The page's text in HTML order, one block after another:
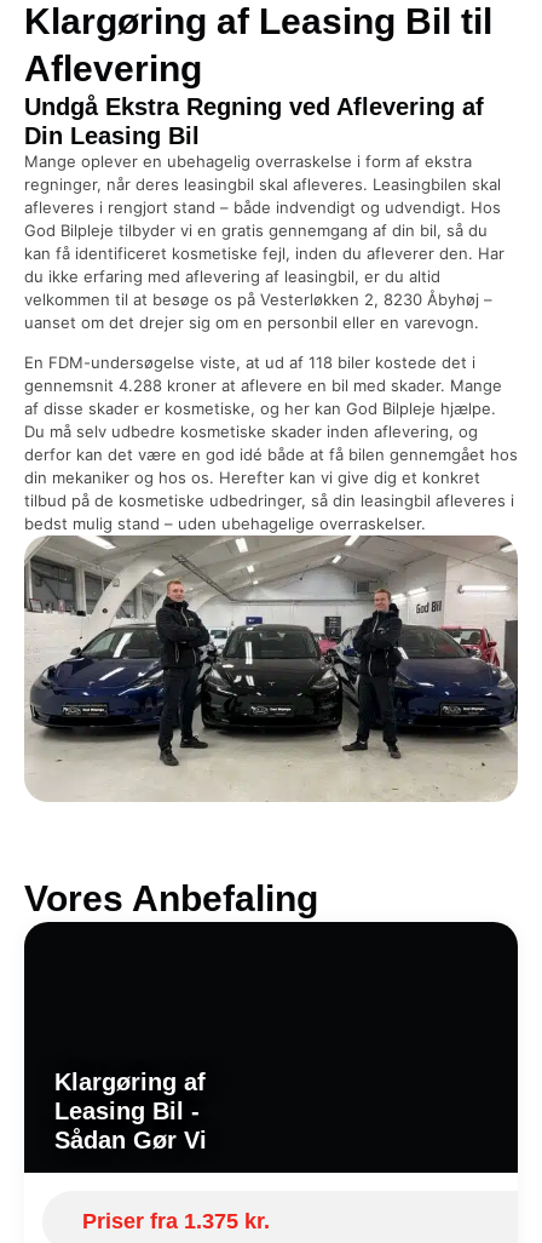
Klargøring af Leasing Bil til
Aflevering
Undgå Ekstra Regning ved Aflevering af
Din Leasing Bil
Mange oplever en ubehagelig overraskelse i form af ekstra
regninger, når deres leasingbil skal afleveres. Leasingbilen skal
afleveres i rengjort stand – både indvendigt og udvendigt. Hos
God Bilpleje tilbyder vi en gratis gennemgang af din bil, så du
kan få identificeret kosmetiske fejl, inden du afleverer den. Har
du ikke erfaring med aflevering af leasingbil, er du altid
velkommen til at besøge os på Vesterløkken 2, 8230 Åbyhøj –
uanset om det drejer sig om en personbil eller en varevogn.
En FDM-undersøgelse viste, at ud af 118 biler kostede det i
gennemsnit 4.288 kroner at aflevere en bil med skader. Mange
af disse skader er kosmetiske, og her kan God Bilpleje hjælpe.
Du må selv udbedre kosmetiske skader inden aflevering, og
derfor kan det være en god idé både at få bilen gennemgået hos
din mekaniker og hos os. Herefter kan vi give dig et konkret
tilbud på de kosmetiske udbedringer, så din leasingbil afleveres i
bedst mulig stand – uden ubehagelige overraskelser.
Vores Anbefaling
Klargøring af
Leasing Bil -
Sådan Gør Vi
Priser fra 1.375 kr.